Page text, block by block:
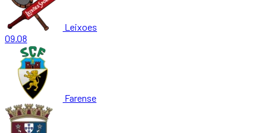
Leixoes
09.08
Farense